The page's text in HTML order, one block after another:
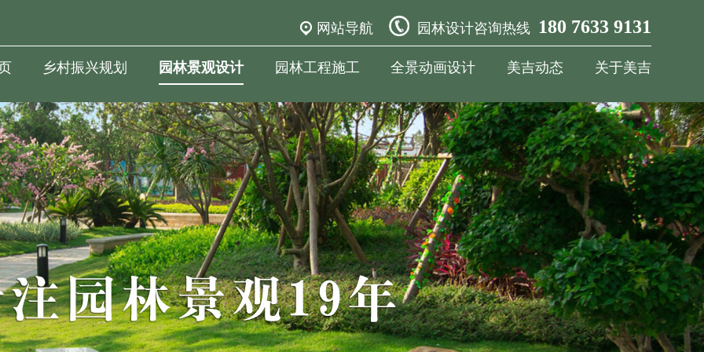
网站导航 园林设计咨询热线 180 7633 9131
乡村振兴规划 园林景观设计 园林工程施工 全景动画设计 美吉动态 关于美吉